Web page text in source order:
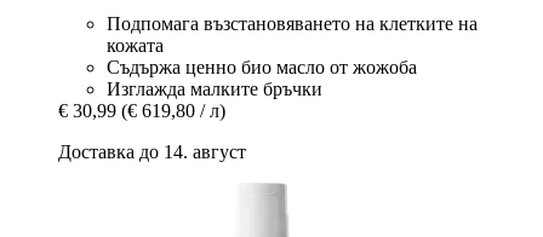
Подпомага възстановяването на клетките на
кожата
Съдържа ценно био масло от жожоба
Изглажда малките бръчки
€ 30,99 (€ 619,80 / л)
Доставка до 14. август